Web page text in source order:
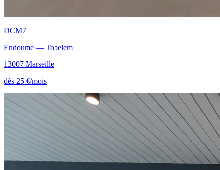
DCM7
Endoume — Tobelem
13007 Marseille
dès 25 €/mois